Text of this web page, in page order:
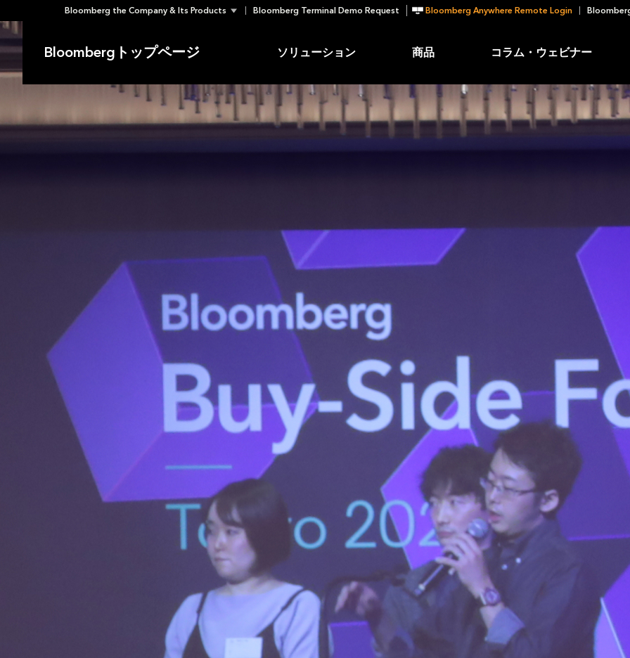
to
Bloomberg the Company & Its Products Bloomberg Terminal Demo Request Bloomberg Anywhere Remote Login
Bloombergトップページ ソリューション 商品 コラム・ウェビナー